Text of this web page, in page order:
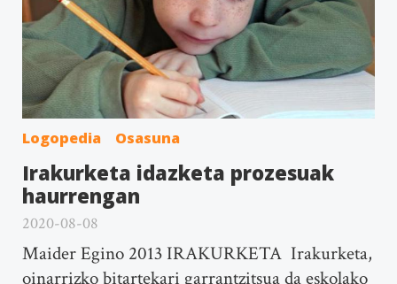
Logopedia Osasuna
Irakurketa idazketa prozesuak
haurrengan
2020-08-08
Maider Egino 2013 IRAKURKETA Irakurketa,
oinarrizko bitartekari garrantzitsua da eskolako